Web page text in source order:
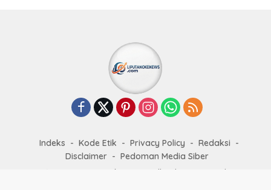
Indeks Kode Etik Privacy Policy
Redaksi
Disclaimer
Pedoman Media Siber
Liputan Oke News . All rights reserved.